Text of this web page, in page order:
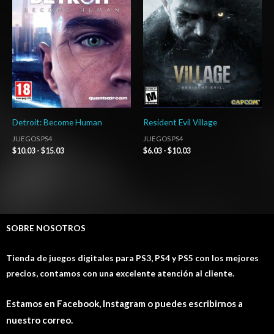
Detroit: Become Human
JUEGOS PS4
$10.03 - $15.03
$10.03
hasta
$15.03
Resident Evil Village
JUEGOS PS4
$6.03 - $10.03
$6.03
hasta
$10.03
SOBRE NOSOTROS
Tienda de juegos digitales para PS3, PS4 y PS5 con los mejores
precios, contamos con una excelente atención al cliente.
Estamos en Facebook, Instagram o puedes escribirnos a
nuestro correo.